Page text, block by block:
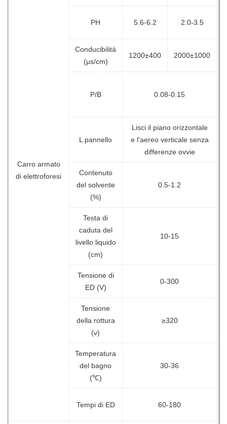
Carro armato
di elettroforesi
PH 5.6-6.2 2.0-3.5
Conducibilità
(μs/cm)
1200±400 2000±1000
P/B 0.08-0.15
L pannello
Lisci il piano orizzontale
e l'aereo verticale senza
differenze ovvie
Contenuto
del solvente
(%)
0.5-1.2
Testa di
caduta del
livello liquido
(cm)
10-15
Tensione di
ED (V)
0-300
Tensione
della rottura
(v)
≥320
Temperatura
del bagno
(℃)
30-36
Tempi di ED 60-180